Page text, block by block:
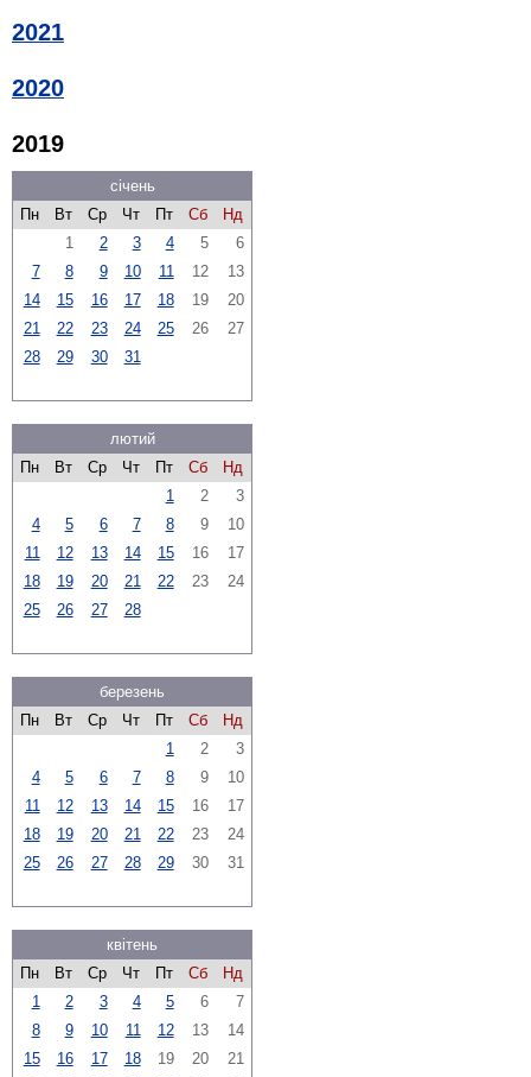
2021
2020
2019
січень
Пн
Вт Ср Чт Пт Сб
Нд
1
2 3 4 5
6
7
8 9 10 11 12
13
14
15 16 17 18 19
20
21
22 23 24 25 26
27
28
29 30 31
лютий
Пн
Вт Ср Чт Пт Сб
Нд
1
2
3
4
5 6 7 8 9
10
11
12 13 14 15 16
17
18
19 20 21 22 23
24
25
26 27 28
березень
Пн
Вт Ср Чт Пт Сб
Нд
1
2
3
4
5 6 7 8 9
10
11
12 13 14 15 16
17
18
19 20 21 22 23
24
25
26 27 28 29 30 31
квітень
Пн
Вт Ср Чт Пт Сб
Нд
1
2 3 4 5 6
7
8
9 10 11 12 13
14
15
16 17 18 19 20
21